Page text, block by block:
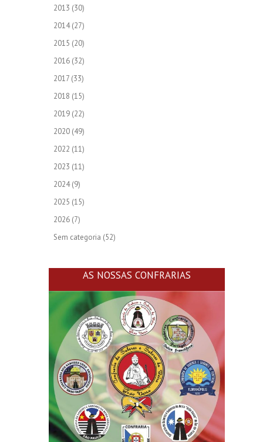
2013 (30)
2014(27)
2015 (20)
2016 (32)
2017 (33)
2018 (15)
2019 (22)
2020 (49)
2022 (11)
2023 (11)
2024(9)
2025 (15)
2026 (7)
Sem categoria (52)
AS NOSSAS CONFRARIAS